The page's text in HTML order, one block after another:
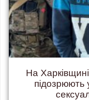
На
підозрюють